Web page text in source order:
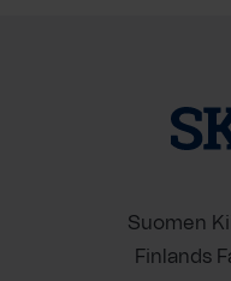
Suomen
Finlands